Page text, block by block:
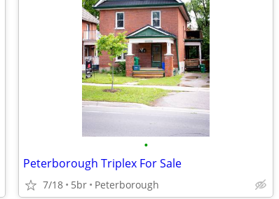
•
Peterborough Triplex For Sale
7/18 5br Peterborough